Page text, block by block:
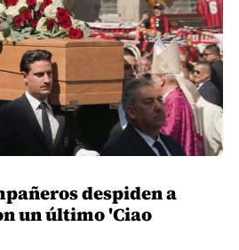
despiden a
un último 'Ciao